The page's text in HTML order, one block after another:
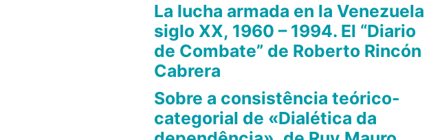
La lucha armada en la Venezuela
siglo XX, 1960 – 1994. El “Diario
de Combate” de Roberto Rincón
Cabrera
Sobre a consistência teórico-
categorial de «Dialética da